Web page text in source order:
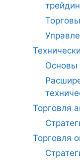
Основы
Торговля
Торговля